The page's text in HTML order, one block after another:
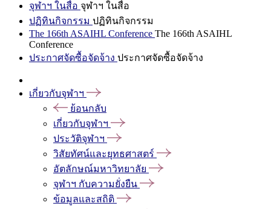
จุฬาฯ ในสื่อ จุฬาฯ ในสื่อ
ปฏิทินกิจกรรม ปฏิทินกิจกรรม
The 166th ASAIHL Conference The 166th ASAIHL
Conference
ประกาศจัดซื้อจัดจ้าง ประกาศจัดซื้อจัดจ้าง
เกี่ยวกับจุฬาฯ
ย้อนกลับ
เกี่ยวกับจุฬาฯ
ประวัติจุฬาฯ
วิสัยทัศน์และยุทธศาสตร์
อัตลักษณ์มหาวิทยาลัย
จุฬาฯ กับความยั่งยืน
ข้อมูลและสถิติ